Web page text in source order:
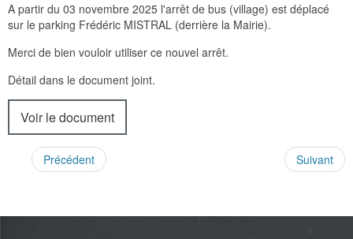
A partir du 03 novembre 2025 l'arrêt de bus (village) est déplacé
sur le parking Frédéric MISTRAL (derrière la Mairie).
Merci de bien vouloir utiliser ce nouvel arrêt.
Détail dans le document joint.
Voir le document
Précédent Suivant